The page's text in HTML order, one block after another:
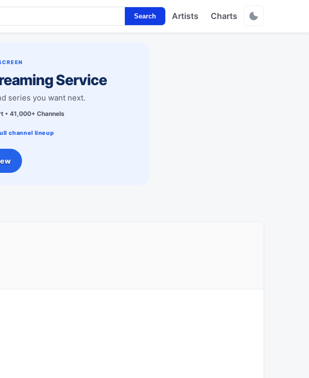
Search Artists Charts
Service
series you want next.
• 41,000+ Channels
full channel lineup